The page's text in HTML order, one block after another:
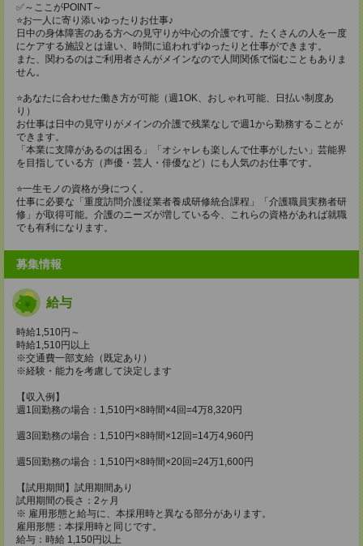
✅～ここがPOINT～
⭐️お一人に寄り添いゆったりお仕事♪
日中の身体障害のある方への見守りが中心の介護です。たくさんの人を一度
にケアする施設とは違い、時間に追われずゆったりと仕事ができます。
また、関わるのはご利用者さんがメインなので人間関係で悩むこともありま
せん。
⭐️あなたに合わせた働き方が可能（週1OK、おしゃれ可能、日払い制度あ
り）
お仕事は日中の見守りがメインの介護で残業なしで週1から勤務することが
できます。
「本業に支障があるのは困る」「オシャレも楽しんで仕事がしたい」芸能界
を目指している方（声優・芸人・俳優など）にも人気のお仕事です。
⭐️一生モノの資格が身につく。
仕事に必要な「重度訪問介護従業者養成研修統合課程」「介護職員実務者研
修」が取得可能。介護のニーズが増している今、これらの資格があれば就職
でも有利になります。
募集情報
給与
時給1,510円～
時給1,510円以上
※交通費一部支給（既定あり）
※経験・能力を考慮して決定します
【収入例】
週1回勤務の場合：1,510円×8時間×4回=4万8,320円
週3回勤務の場合：1,510円×8時間×12回=14万4,960円
週5回勤務の場合：1,510円×8時間×20回=24万1,600円
【試用期間】試用期間あり
試用期間の長さ：2ヶ月
※ 雇用形態と給与に、本採用時と異なる部分があります。
雇用形態：本採用時と同じです。
給与：時給 1,150円以上